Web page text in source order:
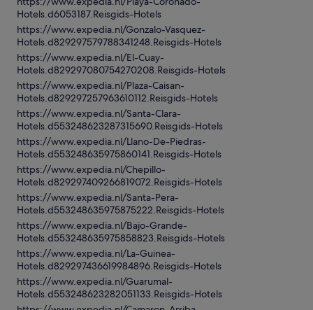
Hotels.d6053187.Reisgids-Hotels
https://www.expedia.nl/Gonzalo-Vasquez-
Hotels.d829297579788341248.Reisgids-Hotels
https://www.expedia.nl/El-Cuay-
Hotels.d829297080754270208.Reisgids-Hotels
https://www.expedia.nl/Plaza-Caisan-
Hotels.d829297257963610112.Reisgids-Hotels
https://www.expedia.nl/Santa-Clara-
Hotels.d553248623287315690.Reisgids-Hotels
https://www.expedia.nl/Llano-De-Piedras-
Hotels.d553248635975860141.Reisgids-Hotels
https://www.expedia.nl/Chepillo-
Hotels.d829297409266819072.Reisgids-Hotels
https://www.expedia.nl/Santa-Pera-
Hotels.d553248635975875222.Reisgids-Hotels
https://www.expedia.nl/Bajo-Grande-
Hotels.d553248635975858823.Reisgids-Hotels
https://www.expedia.nl/La-Guinea-
Hotels.d829297436619984896.Reisgids-Hotels
https://www.expedia.nl/Guarumal-
Hotels.d553248623282051133.Reisgids-Hotels